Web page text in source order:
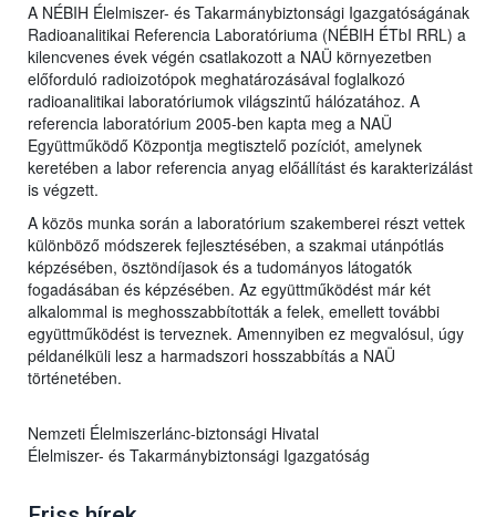
A NÉBIH Élelmiszer- és Takarmánybiztonsági Igazgatóságának
Radioanalitikai Referencia Laboratóriuma (NÉBIH ÉTbI RRL) a
kilencvenes évek végén csatlakozott a NAÜ környezetben
előforduló radioizotópok meghatározásával foglalkozó
radioanalitikai laboratóriumok világszintű hálózatához. A
referencia laboratórium 2005-ben kapta meg a NAÜ
Együttműködő Központja megtisztelő pozíciót, amelynek
keretében a labor referencia anyag előállítást és karakterizálást
is végzett.
A közös munka során a laboratórium szakemberei részt vettek
különböző módszerek fejlesztésében, a szakmai utánpótlás
képzésében, ösztöndíjasok és a tudományos látogatók
fogadásában és képzésében. Az együttműködést már két
alkalommal is meghosszabbították a felek, emellett további
együttműködést is terveznek. Amennyiben ez megvalósul, úgy
példanélküli lesz a harmadszori hosszabbítás a NAÜ
történetében.
Nemzeti Élelmiszerlánc-biztonsági Hivatal
Élelmiszer- és Takarmánybiztonsági Igazgatóság